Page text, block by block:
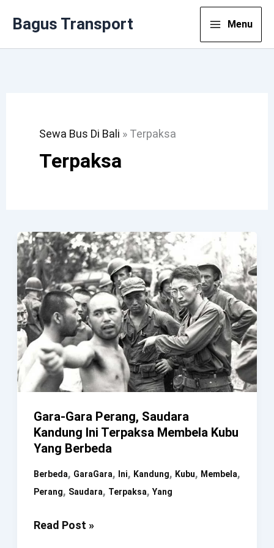
Bagus Transport Menu
Sewa Bus Di Bali » Terpaksa
Terpaksa
Gara-Gara Perang, Saudara
Kandung Ini Terpaksa Membela Kubu
Yang Berbeda
Berbeda, GaraGara, Ini, Kandung, Kubu, Membela,
Perang, Saudara, Terpaksa, Yang
Gara-
Read Post »